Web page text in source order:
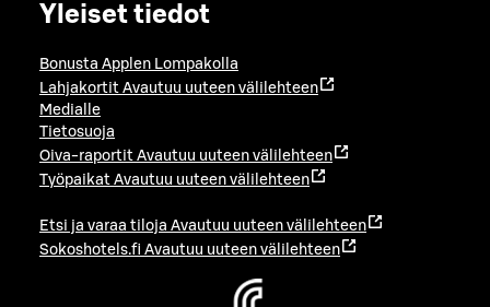
Yleiset tiedot
Bonusta Applen Lompakolla
Lahjakortit Avautuu uuteen välilehteen
Medialle
Tietosuoja
Oiva-raportit Avautuu uuteen välilehteen
Työpaikat Avautuu uuteen välilehteen
Etsi ja varaa tiloja Avautuu uuteen välilehteen
Sokoshotels.fi Avautuu uuteen välilehteen